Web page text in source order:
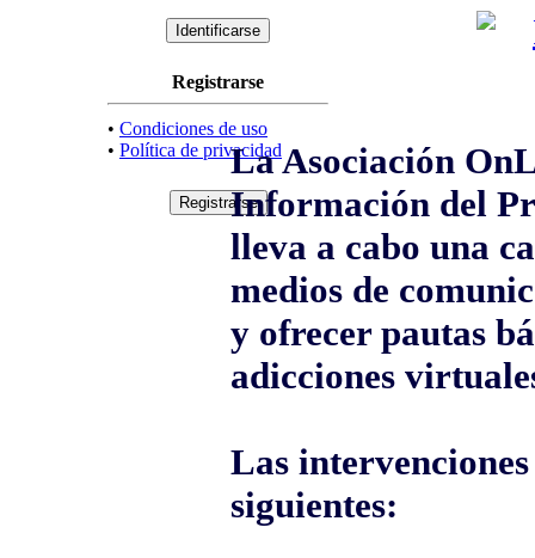
Registrarse
• Condiciones de uso
• Política de privacidadLa Asociación
Información del
lleva a cabo una
medios de
y ofrecer pautas
adicciones
Las
siguientes: